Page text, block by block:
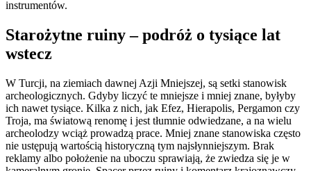
instrumentów.
Starożytne ruiny – podróż o tysiące lat
wstecz
W Turcji, na ziemiach dawnej Azji Mniejszej, są setki stanowisk
archeologicznych. Gdyby liczyć te mniejsze i mniej znane, byłyby
ich nawet tysiące. Kilka z nich, jak Efez, Hierapolis, Pergamon czy
Troja, ma światową renomę i jest tłumnie odwiedzane, a na wielu
archeolodzy wciąż prowadzą prace. Mniej znane stanowiska często
nie ustępują wartością historyczną tym najsłynniejszym. Brak
reklamy albo położenie na uboczu sprawiają, że zwiedza się je w